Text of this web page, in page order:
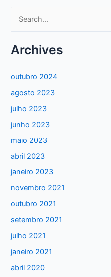
q
a
r
p
o
r
:
Archives
outubro 2024
agosto 2023
julho 2023
junho 2023
maio 2023
abril 2023
janeiro 2023
novembro 2021
outubro 2021
setembro 2021
julho 2021
janeiro 2021
abril 2020